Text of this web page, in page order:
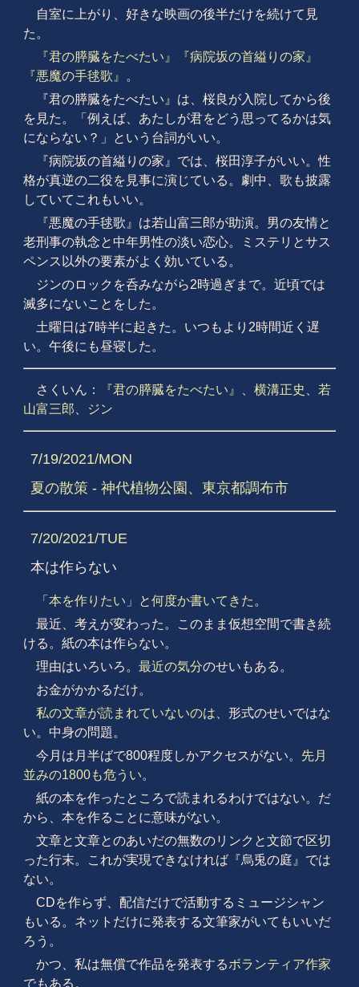
自室に上がり、好きな映画の後半だけを続けて見
た。
『君の膵臓をたべたい』
『病院坂の首縊りの家』
『悪魔の手毬歌』
。
『君の膵臓をたべたい』は、桜良が入院してから後
を見た。「例えば、あたしが君をどう思ってるかは気
にならない？」という台詞がいい。
『病院坂の首縊りの家』では、桜田淳子がいい。性
格が真逆の二役を見事に演じている。劇中、歌も披露
していてこれもいい。
『悪魔の手毬歌』は若山富三郎が助演。男の友情と
老刑事の執念と中年男性の淡い恋心。ミステリとサス
ペンス以外の要素がよく効いている。
ジンのロックを呑みながら2時過ぎまで。近頃では
滅多にないことをした。
土曜日は7時半に起きた。いつもより2時間近く遅
い。午後にも昼寝した。
さくいん： 『君の膵臓をたべたい』 横溝正史
若
山富三郎
ジン
7/19/2021/MON
夏の散策 - 神代植物公園、東京都調布市
7/20/2021/TUE
本は作らない
「本を作りたい」 と何度か書いてきた 。
最近、考えが変わった。このまま仮想空間で書き続
ける。紙の本は作らない。
理由はいろいろ。 最近の気分のせいもある。
お金がかかるだけ。
私の文章が読まれていないのは 、形式のせいではな
い。中身の問題。
今月は月半ばで800程度しかアクセスがない。 先月
並みの1800も危うい。
紙の本を作ったところで読まれるわけではない。だ
から、本を作ることに意味がない。
文章と文章とのあいだの無数のリンクと文節で区切
った行末。これが実現できなければ『烏兎の庭』では
ない。
CDを作らず、配信だけで活動するミュージシャン
もいる。ネットだけに発表する文筆家がいてもいいだ
ろう。
かつ、私は無償で作品を発表するボランティア作家
でもある。